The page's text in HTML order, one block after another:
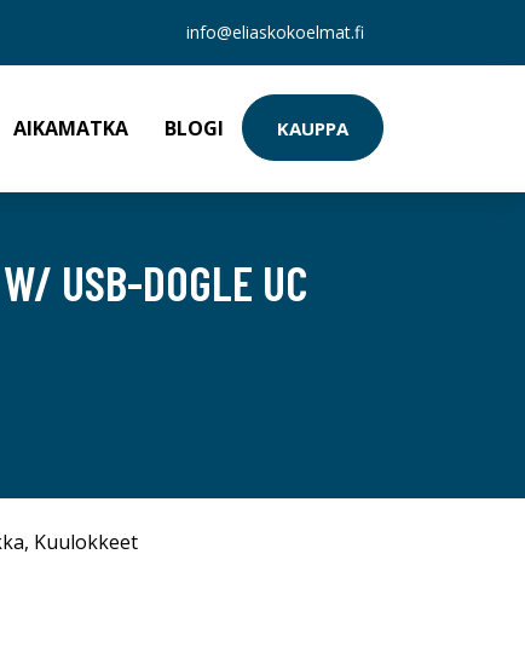
info@eliaskokoelmat.fi
AIKAMATKA BLOGI KAUPPA
USB-DOGLE UC
, Kuulokkeet